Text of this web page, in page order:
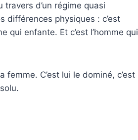
d’un régime quasi
différences physiques : c’est
qui enfante. Et c’est l’homme qui
C’est lui le dominé, c’est